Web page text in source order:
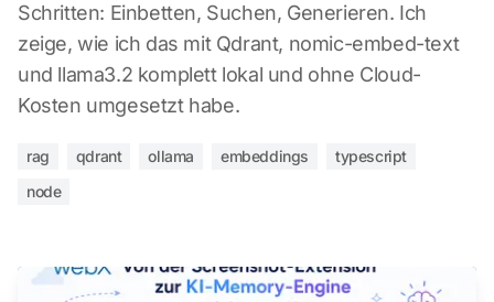
Schritten: Einbetten, Suchen, Generieren. Ich
zeige, wie ich das mit Qdrant, nomic-embed-text
und llama3.2 komplett lokal und ohne Cloud-
Kosten umgesetzt habe.
rag qdrant ollama embeddings
typescript
node